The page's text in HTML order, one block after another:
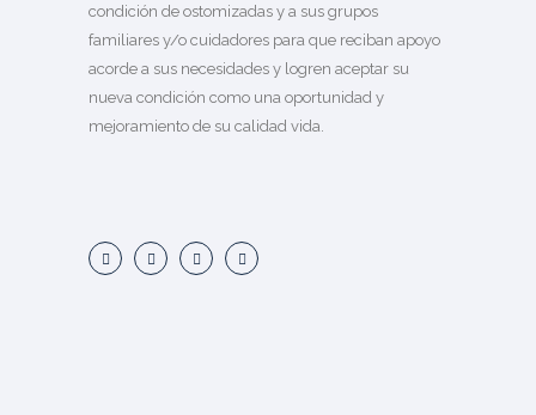
condición de ostomizadas y a sus grupos
familiares y/o cuidadores para que reciban apoyo
acorde a sus necesidades y logren aceptar su
nueva condición como una oportunidad y
mejoramiento de su calidad vida.